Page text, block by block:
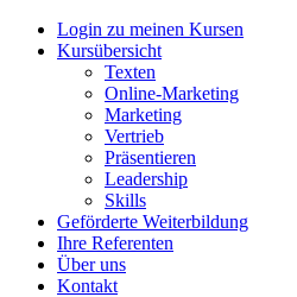
Login zu meinen Kursen
Kursübersicht
Texten
Online-Marketing
Marketing
Vertrieb
Präsentieren
Leadership
Skills
Geförderte Weiterbildung
Ihre Referenten
Über uns
Kontakt